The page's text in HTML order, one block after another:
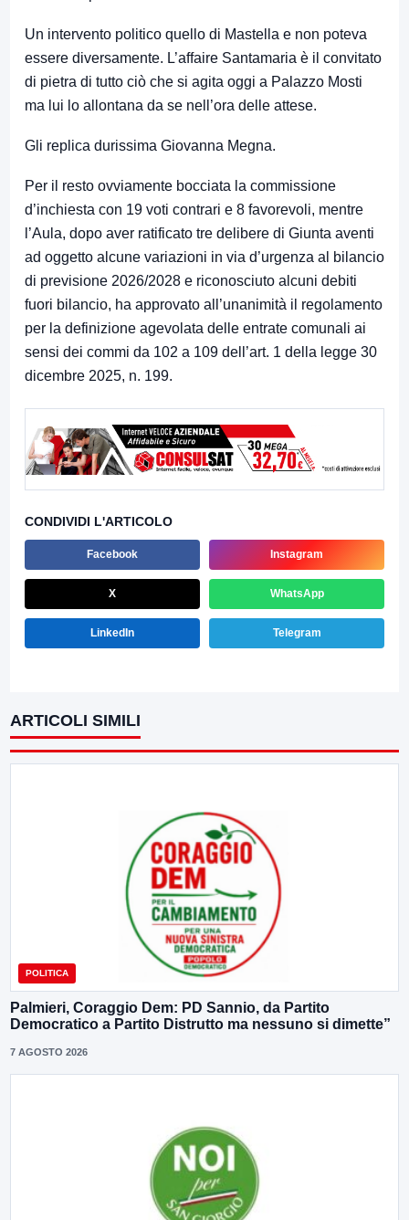
Un intervento politico quello di Mastella e non poteva
essere diversamente. L’affaire Santamaria è il convitato
di pietra di tutto ciò che si agita oggi a Palazzo Mosti
ma lui lo allontana da se nell’ora delle attese.
Gli replica durissima Giovanna Megna.
Per il resto ovviamente bocciata la commissione
d’inchiesta con 19 voti contrari e 8 favorevoli, mentre
l’Aula, dopo aver ratificato tre delibere di Giunta aventi
ad oggetto alcune variazioni in via d’urgenza al bilancio
di previsione 2026/2028 e riconosciuto alcuni debiti
fuori bilancio, ha approvato all’unanimità il regolamento
per la definizione agevolata delle entrate comunali ai
sensi dei commi da 102 a 109 dell’art. 1 della legge 30
dicembre 2025, n. 199.
CONDIVIDI L'ARTICOLO
Facebook Instagram
X WhatsApp
LinkedIn Telegram
ARTICOLI SIMILI
POLITICA
Palmieri, Coraggio Dem: PD Sannio, da Partito
Democratico a Partito Distrutto ma nessuno si dimette”
7 AGOSTO 2026